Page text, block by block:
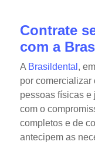
Contrate
com a
A Brasildental ,
por comercializar
pessoas físicas e
com o
completos e de
antecipem as